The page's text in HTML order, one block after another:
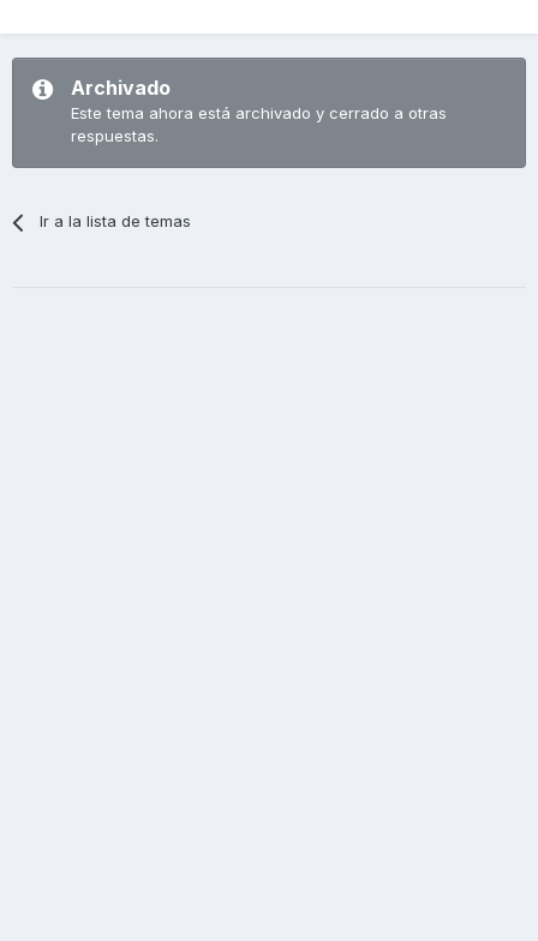
Archivado
Este tema ahora está archivado y cerrado a otras
respuestas.
Ir a la lista de temas